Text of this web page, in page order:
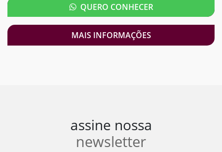
QUERO CONHECER
MAIS INFORMAÇÕES
assine nossa
newsletter